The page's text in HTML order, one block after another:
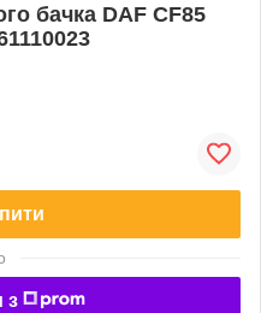
бачка DAF CF85
з